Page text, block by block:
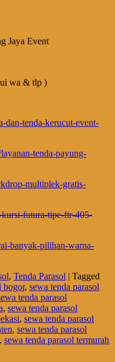
Jaya Event
wa & tlp )
dan-tenda-kerucut-event-
tenda-payung-
multiplek-gratis-
kursi-futura-tipe-ftr-405-
banyak-pilihan-warna-
, Tenda Parasol | Tagged
bogor, sewa tenda parasol
tenda parasol
, sewa tenda parasol
, sewa tenda parasol
, sewa tenda parasol
, sewa tenda parasol termurah